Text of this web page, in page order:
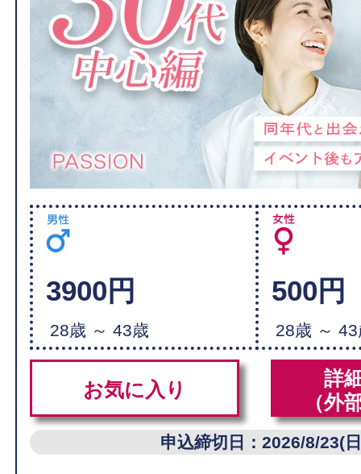
3900円
28歳 ～ 43歳
500円
28歳 ～
お気に入り
詳
（外
申込締切日：2026/8/23(